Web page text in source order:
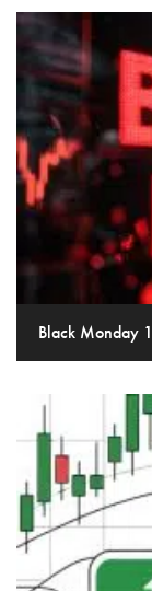
Black Monday